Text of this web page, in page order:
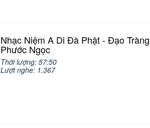
Nhạc Niệm A Di Đà Phật - Đạo Tràng
Phước Ngọc
Thời lượng: 57:50
Lượt nghe: 1,367